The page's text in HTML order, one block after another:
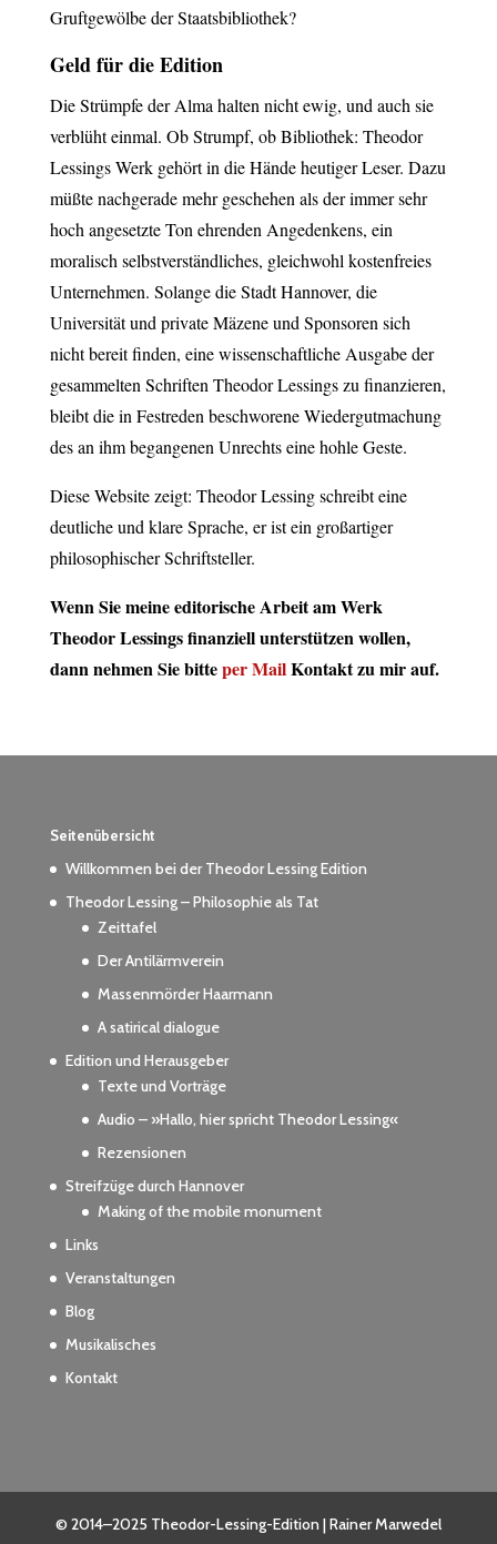
Gruftgewölbe der Staatsbibliothek?
Geld für die Edition
Die Strümpfe der Alma halten nicht ewig, und auch sie
verblüht einmal. Ob Strumpf, ob Bibliothek: Theodor
Lessings Werk gehört in die Hände heutiger Leser. Dazu
müßte nachgerade mehr geschehen als der immer sehr
hoch angesetzte Ton ehrenden Angedenkens, ein
moralisch selbstverständliches, gleichwohl kostenfreies
Unternehmen. Solange die Stadt Hannover, die
Universität und private Mäzene und Sponsoren sich
nicht bereit finden, eine wissenschaftliche Ausgabe der
gesammelten Schriften Theodor Lessings zu finanzieren,
bleibt die in Festreden beschworene Wiedergutmachung
des an ihm begangenen Unrechts eine hohle Geste.
Diese Website zeigt: Theodor Lessing schreibt eine
deutliche und klare Sprache, er ist ein großartiger
philosophischer Schriftsteller.
Wenn Sie meine editorische Arbeit am Werk
Theodor Lessings finanziell unterstützen wollen,
dann nehmen Sie bitteper MailKontaktzu mir auf.
Seitenübersicht
Willkommen bei der Theodor Lessing Edition
Theodor Lessing – Philosophie als Tat
Zeittafel
Der Antilärmverein
Massenmörder Haarmann
A satirical dialogue
Edition und Herausgeber
Texte und Vorträge
Audio – »Hallo, hier spricht Theodor Lessing«
Rezensionen
Streifzüge durch Hannover
Making of the mobile monument
Links
Veranstaltungen
Blog
Musikalisches
Kontakt
© 2014–2025 Theodor-Lessing-Edition | Rainer Marwedel